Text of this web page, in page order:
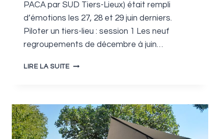
PACA par SUD Tiers-Lieux) était rempli
d’émotions les 27, 28 et 29 juin derniers.
Piloter un tiers-lieu : session 1 Les neuf
regroupements de décembre à juin…
LIRE LA SUITEPILOTER
:
ON
RECOMMENCE